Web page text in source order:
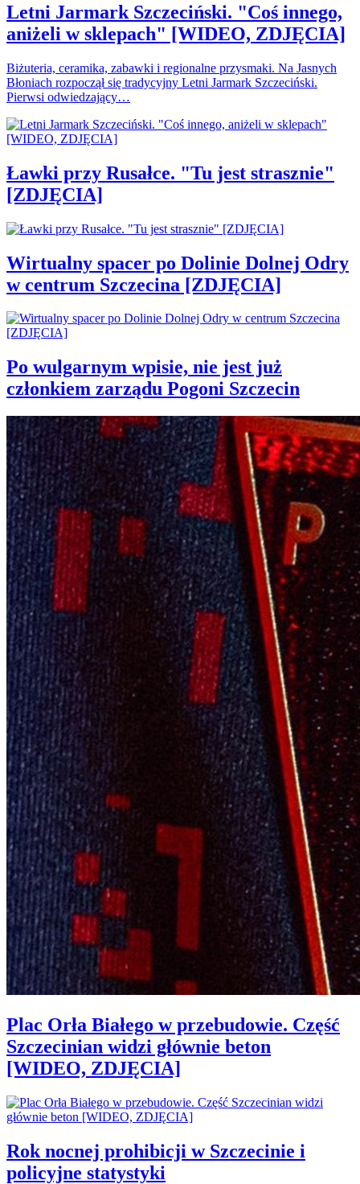
Letni Jarmark Szczeciński. "Coś innego,
aniżeli w sklepach" [WIDEO, ZDJĘCIA]
Biżuteria, ceramika, zabawki i regionalne przysmaki. Na Jasnych
Błoniach rozpoczął się tradycyjny Letni Jarmark Szczeciński.
Pierwsi odwiedzający…
Ławki przy Rusałce. "Tu jest strasznie"
[ZDJĘCIA]
Wirtualny spacer po Dolinie Dolnej Odry
w centrum Szczecina [ZDJĘCIA]
Po wulgarnym wpisie, nie jest już
członkiem zarządu Pogoni Szczecin
Plac Orła Białego w przebudowie. Część
Szczecinian widzi głównie beton
[WIDEO, ZDJĘCIA]
Rok nocnej prohibicji w Szczecinie i
policyjne statystyki